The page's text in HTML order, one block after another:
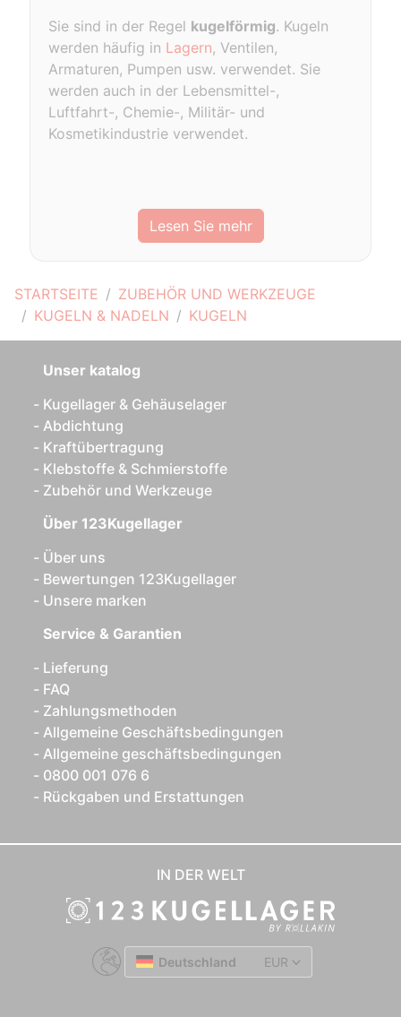
STARTSEITE
ZUBEHÖR UND WERKZEUGE
KUGELN & NADELN
KUGELN
Sie sind in der Regel kugelförmig. Kugeln
werden häufig in Lagern, Ventilen,
Armaturen, Pumpen usw. verwendet. Sie
werden auch in der Lebensmittel-,
Luftfahrt-, Chemie-, Militär- und
Kosmetikindustrie verwendet.
Lesen Sie mehr
Unser katalog
Kugellager & Gehäuselager
Abdichtung
Kraftübertragung
Klebstoffe & Schmierstoffe
Zubehör und Werkzeuge
Über 123Kugellager
Über uns
Bewertungen 123Kugellager
Unsere marken
Service & Garantien
Lieferung
FAQ
Zahlungsmethoden
Allgemeine Geschäftsbedingungen
Allgemeine geschäftsbedingungen
0800 001 076 6
Rückgaben und Erstattungen
IN DER WELT
Deutschland EUR